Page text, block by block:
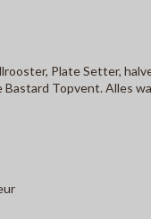
Plate Setter,
Topvent. Alles